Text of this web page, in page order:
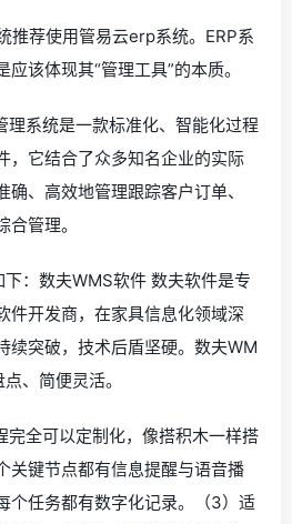
推荐使用管易云erp系统。ERP系
该体现其“管理工具”的本质。
理系统是一款标准化、智能化过程
，它结合了众多知名企业的实际
、高效地管理跟踪客户订单、
管理。
：数夫WMS软件 数夫软件是专
件开发商，在家具信息化领域深
续突破，技术后盾坚硬。数夫WM
、简便灵活。
全可以定制化，像搭积木一样搭
关键节点都有信息提醒与语音播
个任务都有数字化记录。（3）适